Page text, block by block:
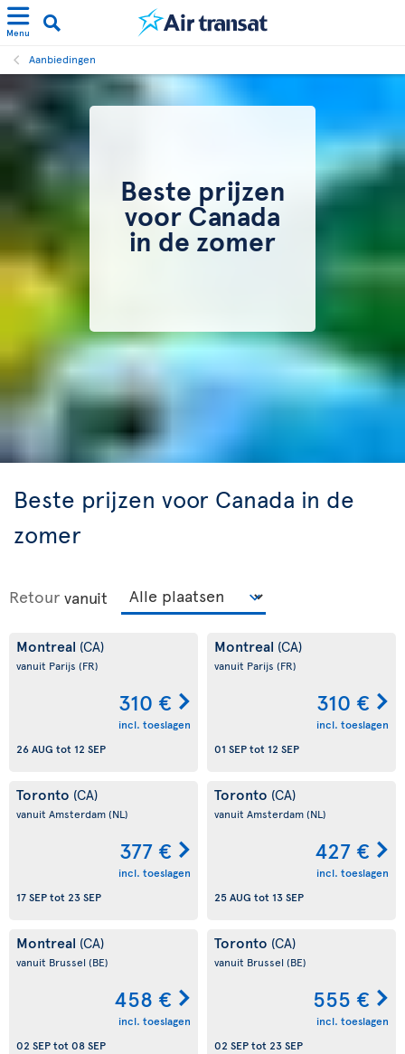
Menu
Aanbiedingen
Beste prijzen
voor Canada
in de zomer
Beste prijzen voor Canada in de
zomer
Retour vanuit
Montreal (CA)
vanuit Parijs (FR)
310 €
incl. toeslagen
26 AUG tot 12 SEP
Montreal (CA)
vanuit Parijs (FR)
310 €
incl. toeslagen
01 SEPtot 12 SEP
Toronto (CA)
vanuit Amsterdam(NL)
377 €
incl. toeslagen
17 SEPtot 23 SEP
Toronto (CA)
vanuit Amsterdam(NL)
427 €
incl. toeslagen
25 AUG tot 13 SEP
Montreal (CA)
vanuit Brussel (BE)
458 €
incl. toeslagen
02 SEPtot 08 SEP
Toronto (CA)
vanuit Brussel (BE)
555 €
incl. toeslagen
02 SEPtot 23 SEP